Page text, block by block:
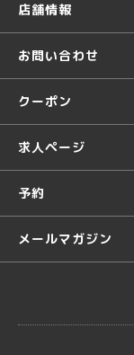
店舗情報
お問い合わせ
クーポン
求人ページ
予約
メールマガジン